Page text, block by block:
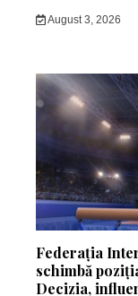
August 3, 2026
Federația
schimbă
Decizia,